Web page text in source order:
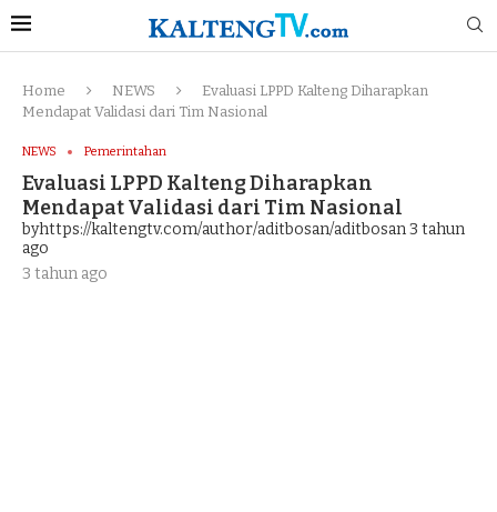
Home NEWS
Evaluasi LPPD Kalteng Diharapkan
Mendapat Validasi dari Tim Nasional
NEWS Pemerintahan
Evaluasi LPPD Kalteng Diharapkan
Mendapat Validasi dari Tim Nasional
byhttps://kaltengtv.com/author/aditbosan/aditbosan3 tahun
ago
3 tahun ago